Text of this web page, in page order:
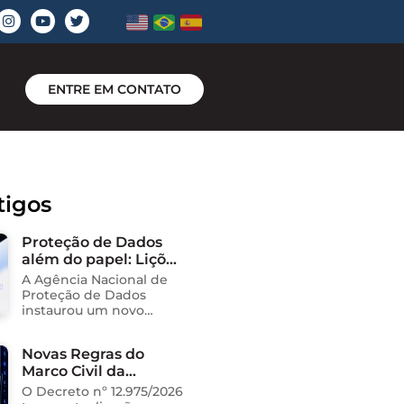
ENTRE EM CONTATO
Proteção de Dados
além do papel: Lições
do novo processo
sancionador da
ANPD
A Agência Nacional de
Proteção de Dados
instaurou um novo
Instituto Saúde e
Cidadania (Isac),
organização social
Novas Regras do
Marco Civil da
Internet
O Decreto nº 12.975/2026